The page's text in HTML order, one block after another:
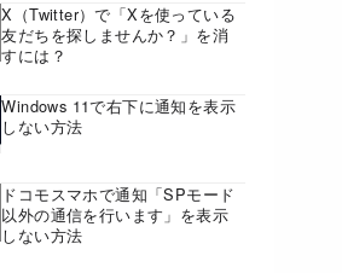
X（Twitter）で「Xを使っている
友だちを探しませんか？」を消
すには？
Windows 11で右下に通知を表示
しない方法
ドコモスマホで通知「SPモード
以外の通信を行います」を表示
しない方法